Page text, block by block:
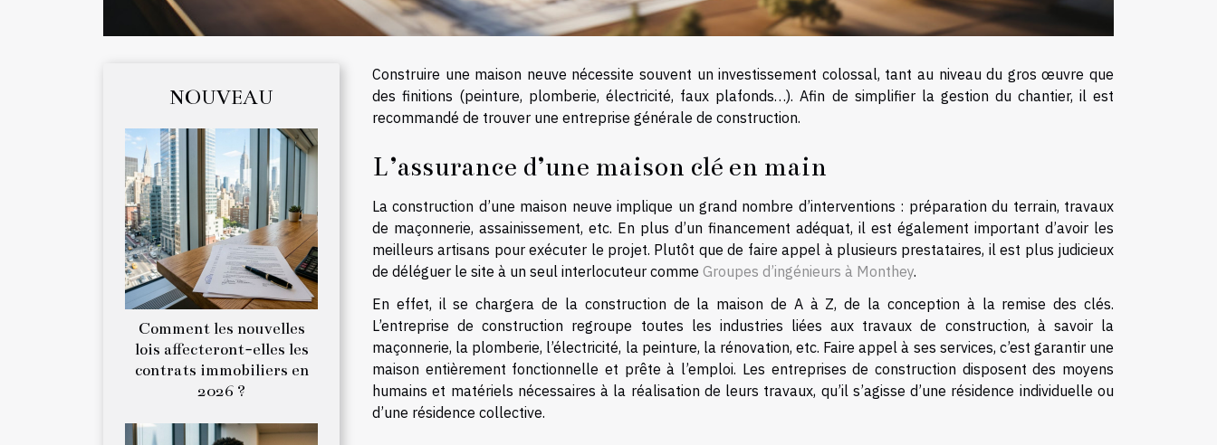
NOUVEAU
Comment les nouvelles
lois affecteront-elles les
contrats immobiliers en
2026 ?
Construire une maison neuve nécessite souvent un investissement colossal, tant au niveau du gros œuvre que
des finitions (peinture, plomberie, électricité, faux plafonds…). Afin de simplifier la gestion du chantier, il est
recommandé de trouver une entreprise générale de construction.
L’assurance d’une maison clé en main
La construction d’une maison neuve implique un grand nombre d’interventions : préparation du terrain, travaux
de maçonnerie, assainissement, etc. En plus d’un financement adéquat, il est également important d’avoir les
meilleurs artisans pour exécuter le projet. Plutôt que de faire appel à plusieurs prestataires, il est plus judicieux
de déléguer le site à un seul interlocuteur comme Groupes d’ingénieurs à Monthey.
En effet, il se chargera de la construction de la maison de A à Z, de la conception à la remise des clés.
L’entreprise de construction regroupe toutes les industries liées aux travaux de construction, à savoir la
maçonnerie, la plomberie, l’électricité, la peinture, la rénovation, etc. Faire appel à ses services, c’est garantir une
maison entièrement fonctionnelle et prête à l’emploi. Les entreprises de construction disposent des moyens
humains et matériels nécessaires à la réalisation de leurs travaux, qu’il s’agisse d’une résidence individuelle ou
d’une résidence collective.